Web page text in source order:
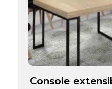
console